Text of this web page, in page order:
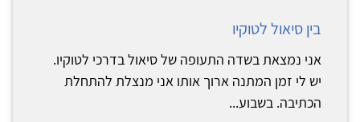
בין סיאול לטוקיו
אני נמצאת בשדה התעופה של סיאול בדרכי לטוקיו.
יש לי זמן המתנה ארוך אותו אני מנצלת להתחלת
הכתיבה. בשבוע...